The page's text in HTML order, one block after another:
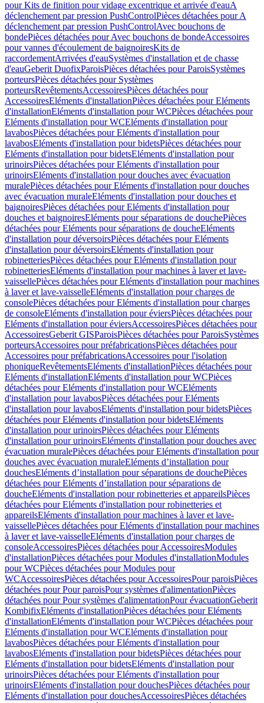
pour Kits de finition pour vidage excentrique et arrivée d'eauA
déclenchement par pression PushControlPièces détachées pour A
déclenchement par pression PushControlAvec bouchons de
bondePièces détachées pour Avec bouchons de bondeAccessoires
pour vannes d'écoulement de baignoiresKits de
raccordementArrivées d'eauSystèmes d'installation et de chasse
d'eauGeberit DuofixParoisPièces détachées pour ParoisSystèmes
porteursPièces détachées pour Systèmes
porteursRevêtementsAccessoiresPièces détachées pour
AccessoiresEléments d'installationPièces détachées pour Eléments
d'installationEléments d'installation pour WCPièces détachées pour
Eléments d'installation pour WCEléments d'installation pour
lavabosPièces détachées pour Eléments d'installation pour
lavabosEléments d'installation pour bidetsPièces détachées pour
Eléments d'installation pour bidetsEléments d'installation pour
urinoirsPièces détachées pour Eléments d'installation pour
urinoirsEléments d'installation pour douches avec évacuation
muralePièces détachées pour Eléments d'installation pour douches
avec évacuation muraleEléments d'installation pour douches et
baignoiresPièces détachées pour Eléments d'installation pour
douches et baignoiresEléments pour séparations de douchePièces
détachées pour Eléments pour séparations de doucheEléments
d'installation pour déversoirsPièces détachées pour Eléments
d'installation pour déversoirsEléments d'installation pour
robinetteriesPièces détachées pour Eléments d'installation pour
robinetteriesEléments d'installation pour machines à laver et lave-
vaissellePièces détachées pour Eléments d'installation pour machines
à laver et lave-vaisselleEléments d'installation pour charges de
consolePièces détachées pour Eléments d'installation pour charges
de consoleEléments d'installation pour éviersPièces détachées pour
Eléments d'installation pour éviersAccessoiresPièces détachées pour
AccessoiresGeberit GISParoisPièces détachées pour ParoisSystèmes
porteursAccessoires pour préfabricationsPièces détachées pour
Accessoires pour préfabricationsAccessoires pour l'isolation
phoniqueRevêtementsEléments d'installationPièces détachées pour
Eléments d'installationEléments d'installation pour WCPièces
détachées pour Eléments d'installation pour WCEléments
d'installation pour lavabosPièces détachées pour Eléments
d'installation pour lavabosEléments d'installation pour bidetsPièces
détachées pour Eléments d'installation pour bidetsEléments
d'installation pour urinoirsPièces détachées pour Eléments
d'installation pour urinoirsEléments d'installation pour douches avec
évacuation muralePièces détachées pour Eléments d'installation pour
douches avec évacuation muraleEléments d’installation pour
douchesEléments d’installation pour séparations de douchePièces
détachées pour Eléments d’installation pour séparations de
doucheEléments d'installation pour robinetteries et appareilsPièces
détachées pour Eléments d'installation pour robinetteries et
appareilsEléments d'installation pour machines à laver et lave-
vaissellePièces détachées pour Eléments d'installation pour machines
à laver et lave-vaisselleEléments d'installation pour charges de
consoleAccessoiresPièces détachées pour AccessoiresModules
d'installationPièces détachées pour Modules d'installationModules
pour WCPièces détachées pour Modules pour
WCAccessoiresPièces détachées pour AccessoiresPour paroisPièces
détachées pour Pour paroisPour systèmes d'alimentationPièces
détachées pour Pour systèmes d'alimentationPour évacuationGeberit
KombifixEléments d'installationPièces détachées pour Eléments
d'installationEléments d'installation pour WCPièces détachées pour
Eléments d'installation pour WCEléments d'installation pour
lavabosPièces détachées pour Eléments d'installation pour
lavabosEléments d'installation pour bidetsPièces détachées pour
Eléments d'installation pour bidetsEléments d'installation pour
urinoirsPièces détachées pour Eléments d'installation pour
urinoirsEléments d'installation pour douchesPièces détachées pour
Eléments d'installation pour douchesAccessoiresPièces détachées